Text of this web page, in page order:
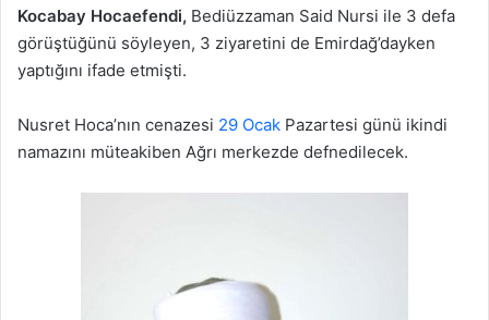
Kocabay Hocaefendi, Bediüzzaman Said Nursi ile 3 defa
görüştüğünü söyleyen, 3 ziyaretini de Emirdağ’dayken
yaptığını ifade etmişti.
Nusret Hoca’nın cenazesi 29 Ocak Pazartesi günü ikindi
namazını müteakiben Ağrı merkezde defnedilecek.